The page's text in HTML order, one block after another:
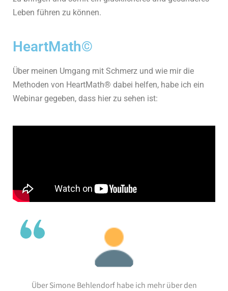
Leben führen zu können.
HeartMath©
Über meinen Umgang mit Schmerz und wie mir die
Methoden von HeartMath® dabei helfen, habe ich ein
Webinar gegeben, dass hier zu sehen ist:
Über Simone Behlendorf habe ich mehr über den